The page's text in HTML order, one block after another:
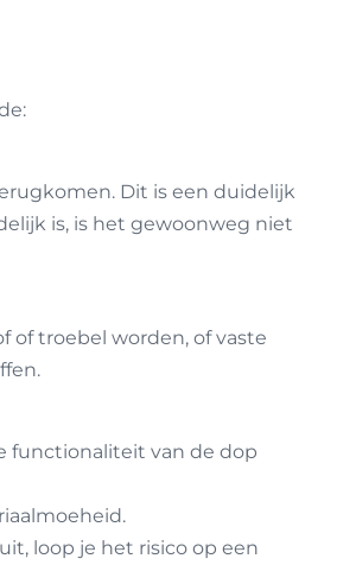
Dit is een duidelijk
is, is het gewoonweg niet
of troebel worden, of vaste
functionaliteit van de dop
loop je het risico op een